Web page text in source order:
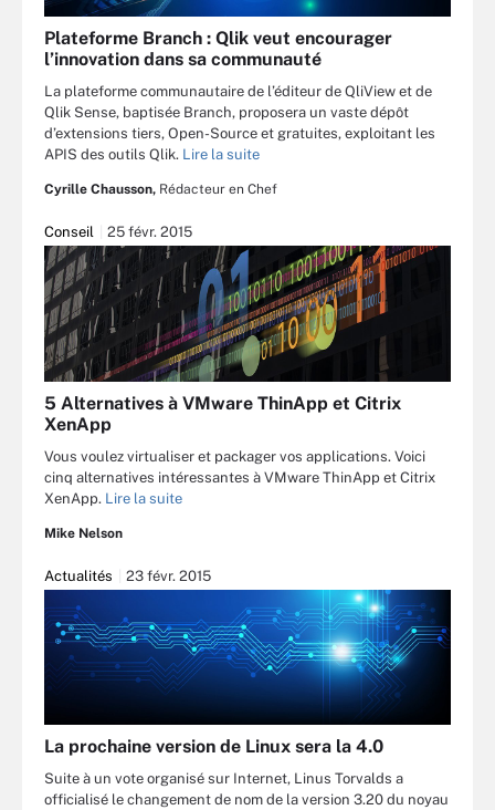
Plateforme Branch : Qlik veut encourager
l’innovation dans sa communauté
La plateforme communautaire de l’éditeur de QliView et de
Qlik Sense, baptisée Branch, proposera un vaste dépôt
d’extensions tiers, Open-Source et gratuites, exploitant les
APIS des outils Qlik. Lire la suite
Cyrille Chausson, Rédacteur en Chef
Conseil 25 févr. 2015
5 Alternatives à VMware ThinApp et Citrix
XenApp
Vous voulez virtualiser et packager vos applications. Voici
cinq alternatives intéressantes à VMware ThinApp et Citrix
XenApp. Lire la suite
Mike Nelson
Actualités 23 févr. 2015
La prochaine version de Linux sera la 4.0
Suite à un vote organisé sur Internet, Linus Torvalds a
officialisé le changement de nom de la version 3.20 du noyau